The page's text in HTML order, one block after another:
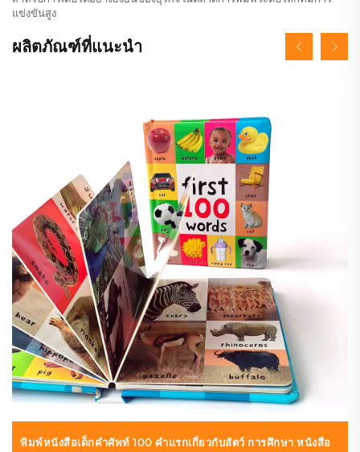
แข่งขันสูง
ผลิตภัณฑ์ที่แนะนำ
พิมพ์หนังสือเด็กคำศัพท์ 100 คำแรกเกี่ยวกับสัตว์ การศึกษา หนังสือ